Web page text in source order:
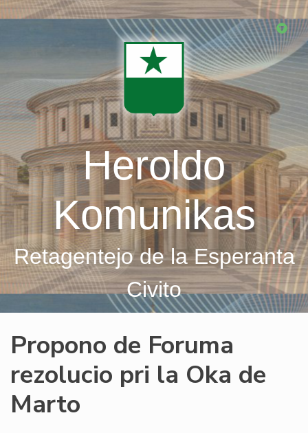
Skip
Heroldo
Komunikas
Retagentejo de la Esperanta
Civito
Propono de Foruma
rezolucio pri la Oka de
Marto